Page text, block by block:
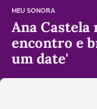
MEU SONORA
Ana
encontro e
um date'